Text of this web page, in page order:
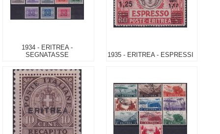
1934 - ERITREA -
SEGNATASSE
1935 - ERITREA - ESPRESSI